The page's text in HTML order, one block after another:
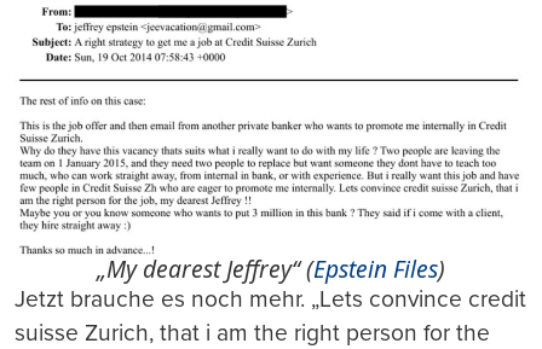
„My dearest Jeffrey“ (Epstein Files)
Jetzt brauche es noch mehr. „Lets convince credit
suisse Zurich, that i am the right person for the